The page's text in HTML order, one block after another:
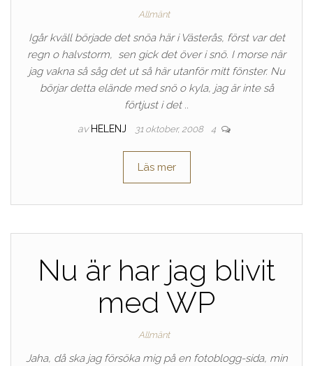
Allmänt
Igår kväll började det snöa här i Västerås, först var det
regn o halvstorm, sen gick det över i snö. I morse när
jag vakna så såg det ut så här utanför mitt fönster. Nu
börjar detta elände med snö o kyla, jag är inte så
förtjust i det ..
av HELENJ 31 oktober, 2008 4
Läs mer
Nu är har jag blivit
med WP
Allmänt
Jaha, då ska jag försöka mig på en fotoblogg-sida, min